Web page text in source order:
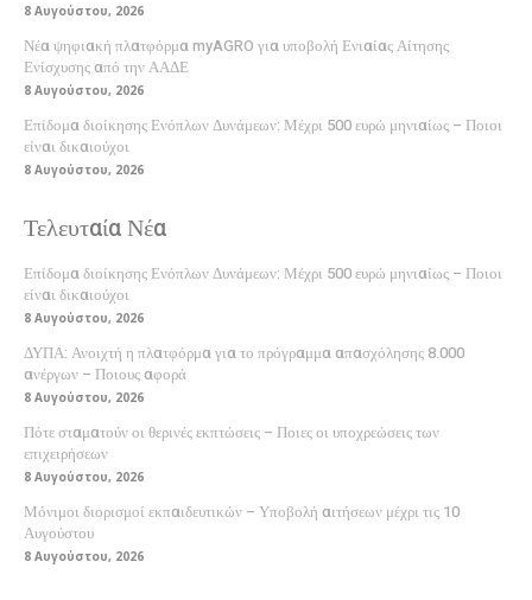
8 Αυγούστου, 2026
Νέα ψηφιακή πλατφόρμα myAGRO για υποβολή Ενιαίας Αίτησης
Ενίσχυσης από την ΑΑΔΕ
8 Αυγούστου, 2026
Επίδομα διοίκησης Ενόπλων Δυνάμεων: Μέχρι 500 ευρώ μηνιαίως – Ποιοι
είναι δικαιούχοι
8 Αυγούστου, 2026
Τελευταία Νέα
Επίδομα διοίκησης Ενόπλων Δυνάμεων: Μέχρι 500 ευρώ μηνιαίως – Ποιοι
είναι δικαιούχοι
8 Αυγούστου, 2026
ΔΥΠΑ: Ανοιχτή η πλατφόρμα για το πρόγραμμα απασχόλησης 8.000
ανέργων – Ποιους αφορά
8 Αυγούστου, 2026
Πότε σταματούν οι θερινές εκπτώσεις – Ποιες οι υποχρεώσεις των
επιχειρήσεων
8 Αυγούστου, 2026
Μόνιμοι διορισμοί εκπαιδευτικών – Υποβολή αιτήσεων μέχρι τις 10
Αυγούστου
8 Αυγούστου, 2026